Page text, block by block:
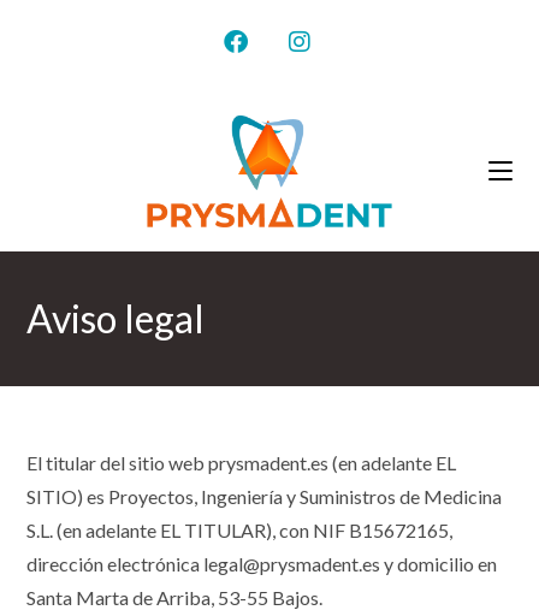
Aviso legal
El titular del sitio web prysmadent.es (en adelante EL
SITIO) es Proyectos, Ingeniería y Suministros de Medicina
S.L. (en adelante EL TITULAR), con NIF B15672165,
dirección electrónica legal@prysmadent.es y domicilio en
Santa Marta de Arriba, 53-55 Bajos.